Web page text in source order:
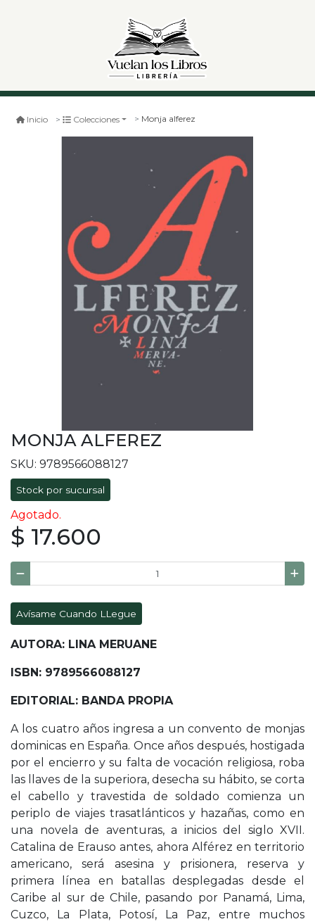
Inicio Colecciones Monja alferez
MONJA ALFEREZ
SKU: 9789566088127
Stock por sucursal
Agotado.
$ 17.600
Avísame Cuando LLegue
AUTORA: LINA MERUANE
ISBN: 9789566088127
EDITORIAL: BANDA PROPIA
A los cuatro años ingresa a un convento de monjas
dominicas en España. Once años después, hostigada
por el encierro y su falta de vocación religiosa, roba
las llaves de la superiora, desecha su hábito, se corta
el cabello y travestida de soldado comienza un
periplo de viajes trasatlánticos y hazañas, como en
una novela de aventuras, a inicios del siglo XVII.
Catalina de Erauso antes, ahora Alférez en territorio
americano, será asesina y prisionera, reserva y
primera línea en batallas desplegadas desde el
Caribe al sur de Chile, pasando por Panamá, Lima,
Cuzco, La Plata, Potosí, La Paz, entre muchos